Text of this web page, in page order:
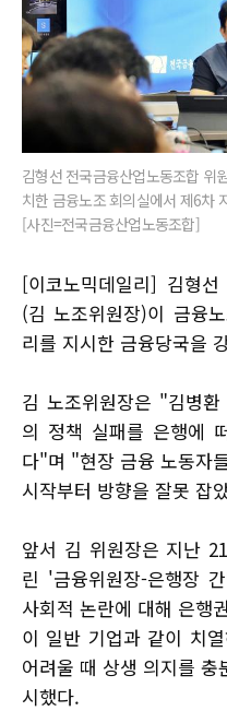
김형선 전국금융산업노동조합 위
치한 금융노조 회의실에서 제6차
[사진=전국금융산업노동조합]
[이코노믹데일리] 김형
(김 노조위원장)이 금융
리를 지시한 금융당국을
김 노조위원장은 "김병
의 정책 실패를 은행에
다"며 "현장 금융 노동자
시작부터 방향을 잘못 잡
앞서 김 위원장은 지난
린 '금융위원장-은행장
사회적 논란에 대해 은행
이 일반 기업과 같이 치
어려울 때 상생 의지를 충
시했다.